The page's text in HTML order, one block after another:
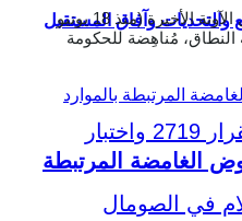
والتحديات وآفاق المستقبل
شهدت الأوضاع الداخلية الكينية خلال الآونة الأخيرة (منذ 18 يونيو
النطاق، مُناهِضة للحكومة
الغامضة المرتبطة